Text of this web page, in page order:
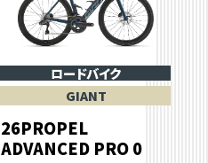
ロードバイク
GIANT
26PROPEL
ADVANCED PRO 0